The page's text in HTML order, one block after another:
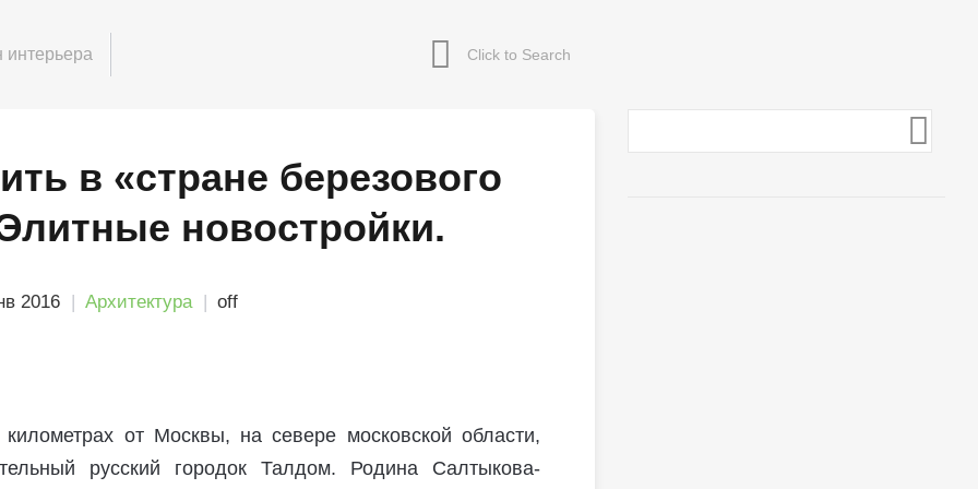
интерьера
в «стране березового
новостройки.
2016 Архитектура off
от Москвы, на севере московской области,
русский городок Талдом. Родина Салтыкова-